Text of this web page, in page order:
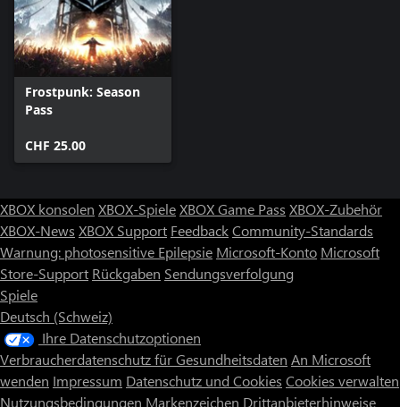
Frostpunk: Season
Pass
CHF 25.00
XBOX konsolen XBOX-SpieleXBOX Game Pass XBOX-Zubehör
XBOX-News XBOX Support FeedbackCommunity-Standards
Warnung: photosensitive Epilepsie Microsoft-Konto Microsoft
Store-Support Rückgaben Sendungsverfolgung
Spiele
Deutsch (Schweiz)
Ihre Datenschutzoptionen
Verbraucherdatenschutz für Gesundheitsdaten An Microsoft
wenden Impressum Datenschutz und Cookies Cookies verwalten
Nutzungsbedingungen Markenzeichen Drittanbieterhinweise